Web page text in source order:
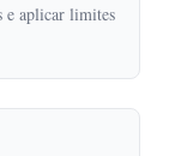
e aplicar limites